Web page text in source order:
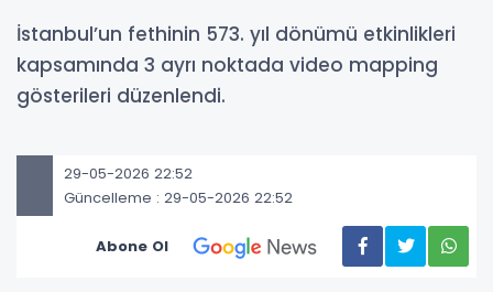
İstanbul’un fethinin 573. yıl dönümü etkinlikleri
kapsamında 3 ayrı noktada video mapping
gösterileri düzenlendi.
29-05-2026 22:52
Güncelleme : 29-05-2026 22:52
Abone Ol